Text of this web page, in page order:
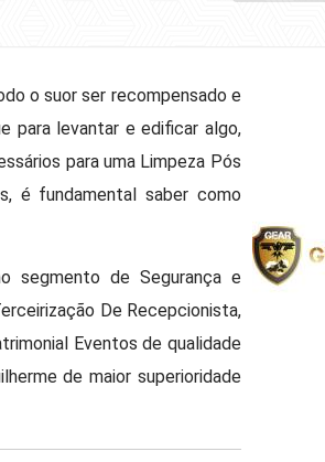
o suor ser recompensado e
para levantar e edificar algo,
para uma Limpeza Pós
é fundamental saber como
segmento de Segurança e
De Recepcionista,
Eventos de qualidade
de maior superioridade